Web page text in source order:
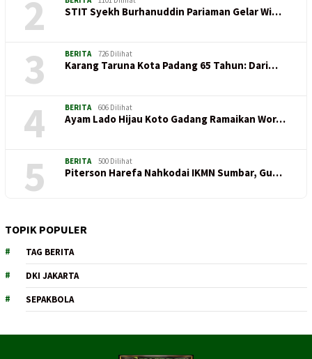
2 STIT Syekh Burhanuddin Pariaman Gelar Wi…
3 BERITA 726 Dilihat
Karang Taruna Kota Padang 65 Tahun: Dari…
4 BERITA 606 Dilihat
Ayam Lado Hijau Koto Gadang Ramaikan Wor…
5 BERITA 500 Dilihat
Piterson Harefa Nahkodai IKMN Sumbar, Gu…
TOPIK POPULER
TAG BERITA
DKI JAKARTA
SEPAKBOLA